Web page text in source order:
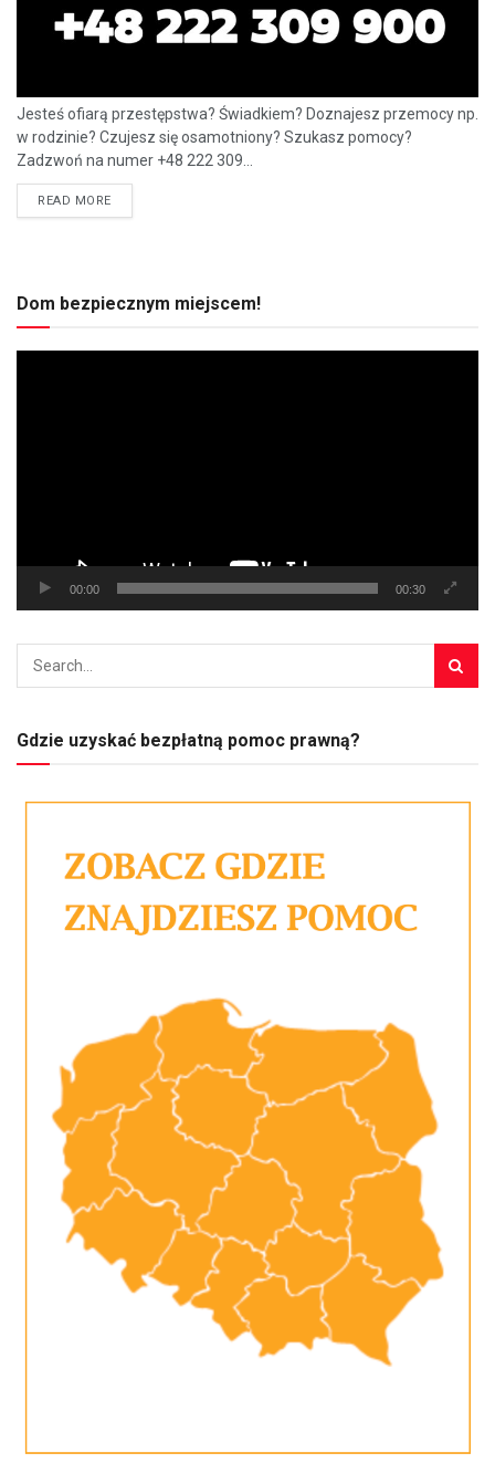
Jesteś ofiarą przestępstwa? Świadkiem? Doznajesz przemocy np.
w rodzinie? Czujesz się osamotniony? Szukasz pomocy?
Zadzwoń na numer +48 222 309...
READ MORE
Dom bezpiecznym miejscem!
00:00 00:30
Gdzie uzyskać bezpłatną pomoc prawną?